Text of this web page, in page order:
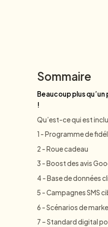
Sommaire
Beaucoup plus
!
Qu’est-ce qui est
1 - Programme de
2 - Roue cadeau
3 - Boost des avis
4 - Base de données
5 - Campagnes SMS
6 - Scénarios de
7 – Standard digital